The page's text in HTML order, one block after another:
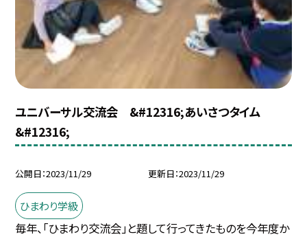
ユニバーサル交流会 &#12316;あいさつタイム
&#12316;
公開日 2023/11/29 更新日 2023/11/29
ひまわり学級
毎年、「ひまわり交流会」と題して行ってきたものを今年度か